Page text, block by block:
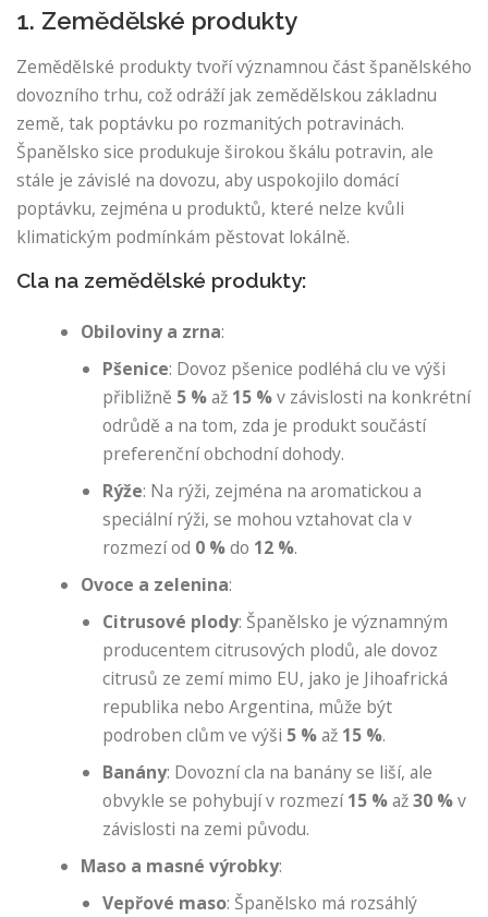
1. Zemědělské produkty
Zemědělské produkty tvoří významnou část španělského
dovozního trhu, což odráží jak zemědělskou základnu
země, tak poptávku po rozmanitých potravinách.
Španělsko sice produkuje širokou škálu potravin, ale
stále je závislé na dovozu, aby uspokojilo domácí
poptávku, zejména u produktů, které nelze kvůli
klimatickým podmínkám pěstovat lokálně.
Cla na zemědělské produkty:
Obiloviny a zrna:
Pšenice: Dovoz pšenice podléhá clu ve výši
přibližně 5 %až 15 %v závislosti na konkrétní
odrůdě a na tom, zda je produkt součástí
preferenční obchodní dohody.
Rýže: Na rýži, zejména na aromatickou a
speciální rýži, se mohou vztahovat cla v
rozmezí od 0 %do 12 %.
Ovoce a zelenina:
Citrusové plody: Španělsko je významným
producentem citrusových plodů, ale dovoz
citrusů ze zemí mimo EU, jako je Jihoafrická
republika nebo Argentina, může být
podroben clům ve výši 5 %až 15 %.
Banány: Dovozní cla na banány se liší, ale
obvykle se pohybují v rozmezí15 %až30 %v
závislosti na zemi původu.
Maso a masné výrobky:
Vepřové maso: Španělsko má rozsáhlý